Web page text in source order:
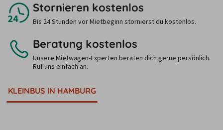
Stornieren kostenlos
Bis 24 Stunden vor Mietbeginn stornierst du kostenlos.
Beratung kostenlos
Unsere Mietwagen-Experten beraten dich gerne persönlich.
Ruf uns einfach an.
KLEINBUS IN HAMBURG